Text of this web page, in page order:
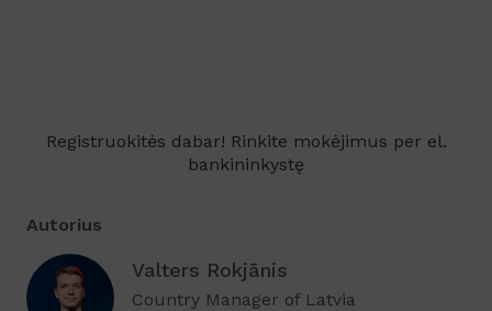
Registruokitės dabar! Rinkite mokėjimus per el.
bankininkystę
Autorius
Valters Rokjānis
Country Manager of Latvia